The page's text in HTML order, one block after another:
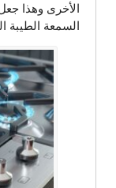
الأخرى وهذا
السمعة الطيبة